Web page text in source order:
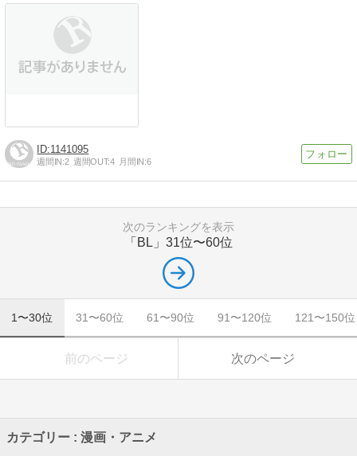
1141095
週間IN:2 週間OUT:4 月間IN:6
次のランキングを表示
「BL」 31位〜60位
1〜30位 31〜60位 61〜90位 91〜120位 121〜150位
前のページ 次のページ
カテゴリー : 漫画・アニメ